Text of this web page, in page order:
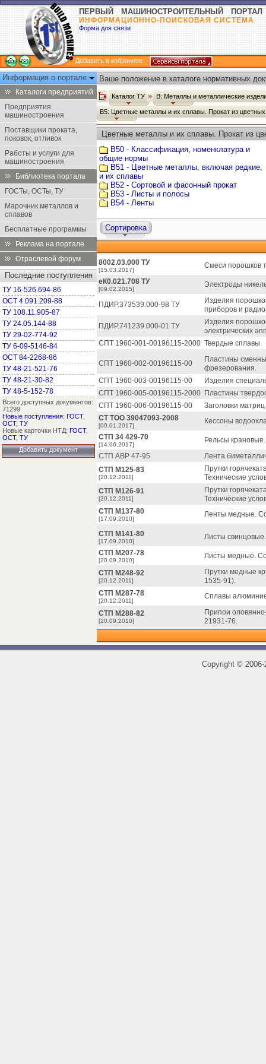
ПЕРВЫЙ МАШИНОСТРОИТЕЛЬНЫЙ ПОРТАЛ
ИНФОРМАЦИОННО-ПОИСКОВАЯ СИСТЕМА
Форма для связи
Добавить в избранное
Информация о портале
Каталоги предприятий
Предприятия
машиностроения
Поставщики проката,
поковок, отливок
Работы и услуги для
машиностроения
Библиотека портала
ГОСТы, ОСТы, ТУ
Марочник металлов и
сплавов
Бесплатные программы
Реклама на портале
Отраслевой форум
Последние поступления
ТУ 16-526.694-86
ОСТ 4.091.209-88
ТУ 108.11.905-87
ТУ 24.05.144-88
ТУ 29-02-774-92
ТУ 6-09-5146-84
ОСТ 84-2268-86
ТУ 48-21-521-76
ТУ 48-21-30-82
ТУ 48-5-152-78
Всего доступных документов:
71299
Новые поступления: ГОСТ,
ОСТ, ТУ
Новые карточки НТД: ГОСТ,
ОСТ, ТУ
Добавить документ
Ваше положение в каталоге нормативных
Каталог ТУ В: Металлы и металлические
В5: Цветные металлы и их сплавы. Прокат из
Цветные металлы и их сплавы. Прокат из
В50 - Классификация, номенклатура и
общие нормы
В51 - Цветные металлы, включая редкие,
и их сплавы
В52 - Сортовой и фасонный прокат
В53 - Листы и полосы
В54 - Ленты
Сортировка
8002.03.000 ТУ
[15.03.2017]
Смеси порошков
еК0.021.708 ТУ
[09.02.2015]
Электроды
ПДИР.373539.000-98 ТУ
Изделия
приборов и
ПДИР.741239.000-01 ТУ
Изделия
электрических
СПТ 1960-001-00196115-2000 Твердые сплавы.
СПТ 1960-002-00196115-00
Пластины
фрезерования.
СПТ 1960-003-00196115-00
Изделия
СПТ 1960-005-00196115-2000 Пластины
СПТ 1960-006-00196115-00
Заголовки
СТ ТОО 39047093-2008
[09.01.2017]
Кессоны
СТП 34 429-70
[14.06.2017]
Рельсы крановые.
СТП АВР 47-95
Лента
СТП М125-83
[20.12.2011]
Прутки
Технические
СТП М126-91
[20.12.2011]
Прутки
Технические
СТП М137-80
[17.09.2010]
Ленты медные.
СТП М141-80
[17.09.2010]
Листы
СТП М207-78
[20.09.2010]
Листы медные.
СТП М248-92
[20.12.2011]
Прутки медные
1535-91).
СТП М287-78
[20.12.2011]
Сплавы
СТП М288-82
[20.09.2010]
Припои
21931-76.
Copyright ©